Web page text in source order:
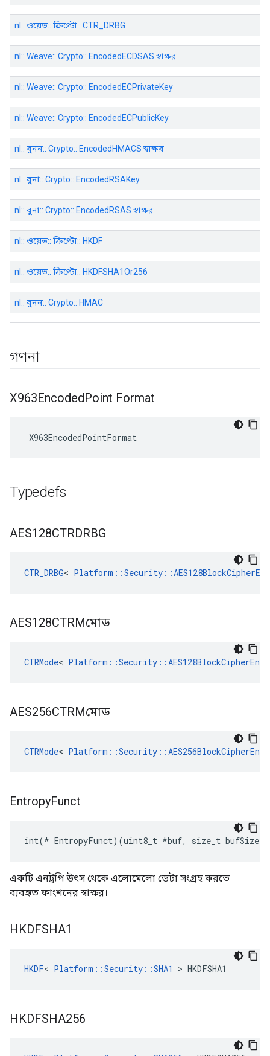
nl:: ওয়েভ:: ক্রিপ্টো:: CTR_DRBG
nl:: Weave:: Crypto:: EncodedECDSAS স্বাক্ষর
nl:: Weave:: Crypto:: EncodedECPrivateKey
nl:: Weave:: Crypto:: EncodedECPublicKey
nl:: বুনন:: Crypto:: EncodedHMACS স্বাক্ষর
nl:: বুনা:: Crypto:: EncodedRSAKey
nl:: বুনা:: Crypto:: EncodedRSAS স্বাক্ষর
nl:: ওয়েভ:: ক্রিপ্টো:: HKDF
nl:: ওয়েভ:: ক্রিপ্টো:: HKDFSHA1Or256
nl:: বুনন:: Crypto:: HMAC
গণনা
X963EncodedPoint Format
X963EncodedPointFormat
Typedefs
AES128CTRDRBG
CTR_DRBG< Platform::Security::AES128BlockCipherEnc
AES128CTRMমোড
CTRMode< Platform::Security::AES128BlockCipherEnc
AES256CTRMমোড
CTRMode< Platform::Security::AES256BlockCipherEnc
EntropyFunct
int(* EntropyFunct)(uint8_t *buf, size_t bufSize)
একটি এনট্রপি উৎস থেকে এলোমেলো ডেটা সংগ্রহ করতে
ব্যবহৃত ফাংশনের স্বাক্ষর।
HKDFSHA1
HKDF< Platform::Security::SHA1 > HKDFSHA1
HKDFSHA256